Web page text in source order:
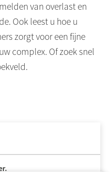
van overlast en
Ook leest u hoe u
zorgt voor een fijne
complex. Of zoek snel